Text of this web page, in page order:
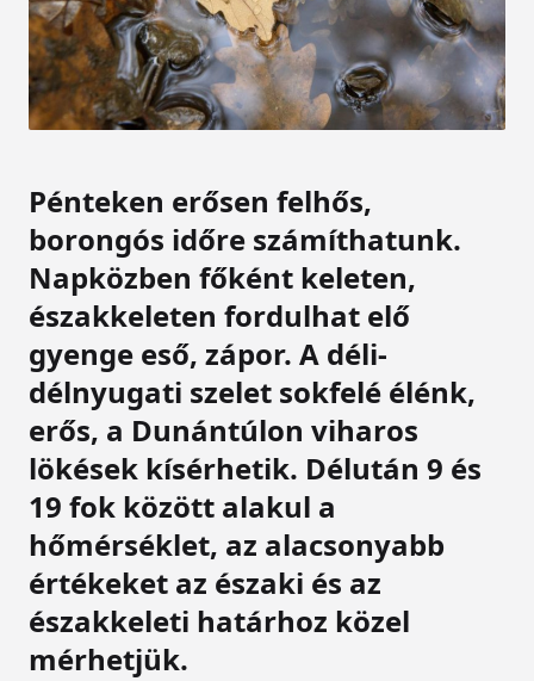
Pénteken erősen felhős,
borongós időre számíthatunk.
Napközben főként keleten,
északkeleten fordulhat elő
gyenge eső, zápor. A déli-
délnyugati szelet sokfelé élénk,
erős, a Dunántúlon viharos
lökések kísérhetik. Délután 9 és
19 fok között alakul a
hőmérséklet, az alacsonyabb
értékeket az északi és az
északkeleti határhoz közel
mérhetjük.